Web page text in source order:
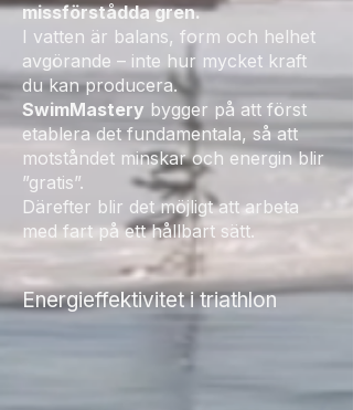
missförstådda gren.
I vatten är balans, form och helhet
avgörande – inte hur mycket kraft
du kan producera.
SwimMastery bygger på att först
etablera det fundamentala, så att
motståndet minskar och energin blir
”gratis”.
Därefter blir det möjligt att arbeta
med fart på ett hållbart sätt.
Energieffektivitet i triathlon